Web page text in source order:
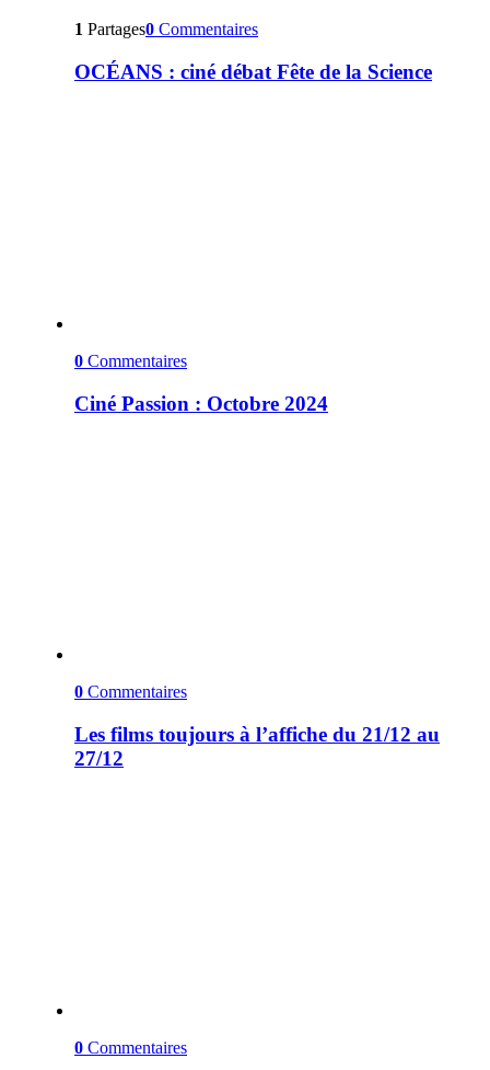
1 Partages0 Commentaires
OCÉANS : ciné débat Fête de la Science
0 Commentaires
Ciné Passion : Octobre 2024
0 Commentaires
Les films toujours à l’affiche du 21/12 au
27/12
0 Commentaires